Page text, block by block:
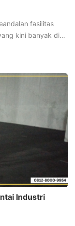
fasilitas
kini banyak di…
Industri